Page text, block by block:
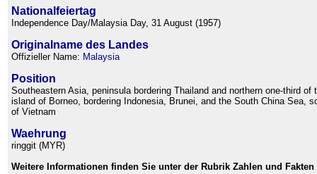
Nationalfeiertag
Independence Day/Malaysia Day, 31 August (1957)
Originalname des Landes
Offizieller Name: Malaysia
Position
Southeastern Asia, peninsula bordering Thailand and northern one-third of
island of Borneo, bordering Indonesia, Brunei, and the South China Sea,
of Vietnam
Waehrung
ringgit (MYR)
Weitere Informationen finden Sie unter der Rubrik Zahlen und Fakten